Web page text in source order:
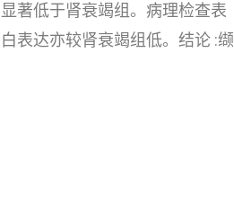
著低于肾衰竭组。病理检查表
表达亦较肾衰竭组低。结论 :缬